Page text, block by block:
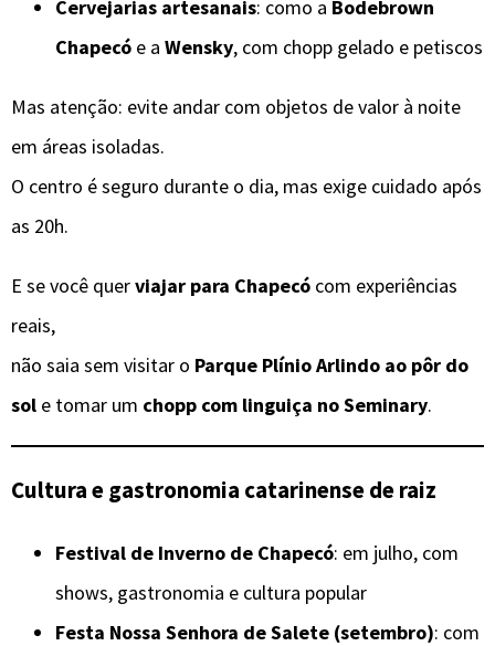
Cervejarias artesanais: como a Bodebrown
Chapecó e a Wensky, com chopp gelado e petiscos
Mas atenção: evite andar com objetos de valor à noite
em áreas isoladas.
O centro é seguro durante o dia, mas exige cuidado após
as 20h.
E se você querviajar para Chapecó com experiências
reais,
não saia sem visitar o Parque Plínio Arlindo ao pôr do
sol e tomar um chopp com linguiça no Seminary.
Cultura e gastronomia catarinense de raiz
Festival de Inverno de Chapecó: em julho, com
shows, gastronomia e cultura popular
Festa Nossa Senhora de Salete (setembro): com